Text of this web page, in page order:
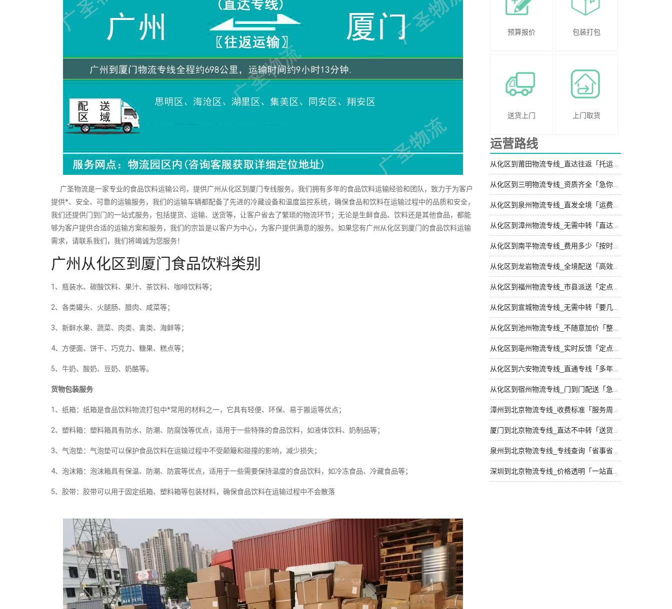
广圣物流是一家专业的食品饮料运输公司，提供广州从化区到厦门专线服务。我们拥有多年的食品饮料运输经验和团队，致力于为客户
提供*、安全、可靠的运输服务，我们的运输车辆都配备了先进的冷藏设备和温度监控系统，确保食品和饮料在运输过程中的品质和安全，
我们还提供门到门的一站式服务，包括提货、运输、送货等，让客户省去了繁琐的物流环节；无论是生鲜食品、饮料还是其他食品，都能
够为客户提供合适的运输方案和服务，我们的宗旨是以客户为中心，为客户提供满意的服务。如果您有广州从化区到厦门的食品饮料运输
需求，请联系我们，我们将竭诚为您服务！
广州从化区到厦门食品饮料类别
1、瓶装水、碳酸饮料、果汁、茶饮料、咖啡饮料等；
2、各类罐头、火腿肠、腊肉、咸菜等；
3、新鲜水果、蔬菜、肉类、禽类、海鲜等；
4、方便面、饼干、巧克力、糖果、糕点等；
5、牛奶、酸奶、豆奶、奶酪等。
货物包装服务
1、纸箱：纸箱是食品饮料物流打包中*常用的材料之一，它具有轻便、环保、易于搬运等优点；
2、塑料箱：塑料箱具有防水、防潮、防腐蚀等优点，适用于一些特殊的食品饮料，如液体饮料、奶制品等；
3、气泡垫：气泡垫可以保护食品饮料在运输过程中不受颠簸和碰撞的影响，减少损失；
4、泡沫箱：泡沫箱具有保温、防潮、防震等优点，适用于一些需要保持温度的食品饮料，如冷冻食品、冷藏食品等；
5、胶带：胶带可以用于固定纸箱、塑料箱等包装材料，确保食品饮料在运输过程中不会散落
预算报价 包装打包
送货上门 上门取货
运营路线
从化区到莆田物流专线_直达往返「托运放心」
从化区到三明物流专线_资质齐全「急你所需」
从化区到泉州物流专线_直发全境「运费多少」
从化区到漳州物流专线_无需中转「直达特快专线」
从化区到南平物流专线_费用多少「按时送达」
从化区到龙岩物流专线_全境配送「高效运输」
从化区到福州物流专线_市县派送「定点发车」
从化区到宣城物流专线_无需中转「要几天到」
从化区到池州物流专线_不随意加价「整车配货」
从化区到亳州物流专线_实时反馈「定点发车」
从化区到六安物流专线_直通专线「多年经验」
从化区到宿州物流专线_门到门配送「急你所需」
漳州到北京物流专线_收费标准「服务周到」
厦门到北京物流专线_直达不中转「送货到门」
泉州到北京物流专线_专线查询「省事省心」
深圳到北京物流专线_价格透明「一站直达」